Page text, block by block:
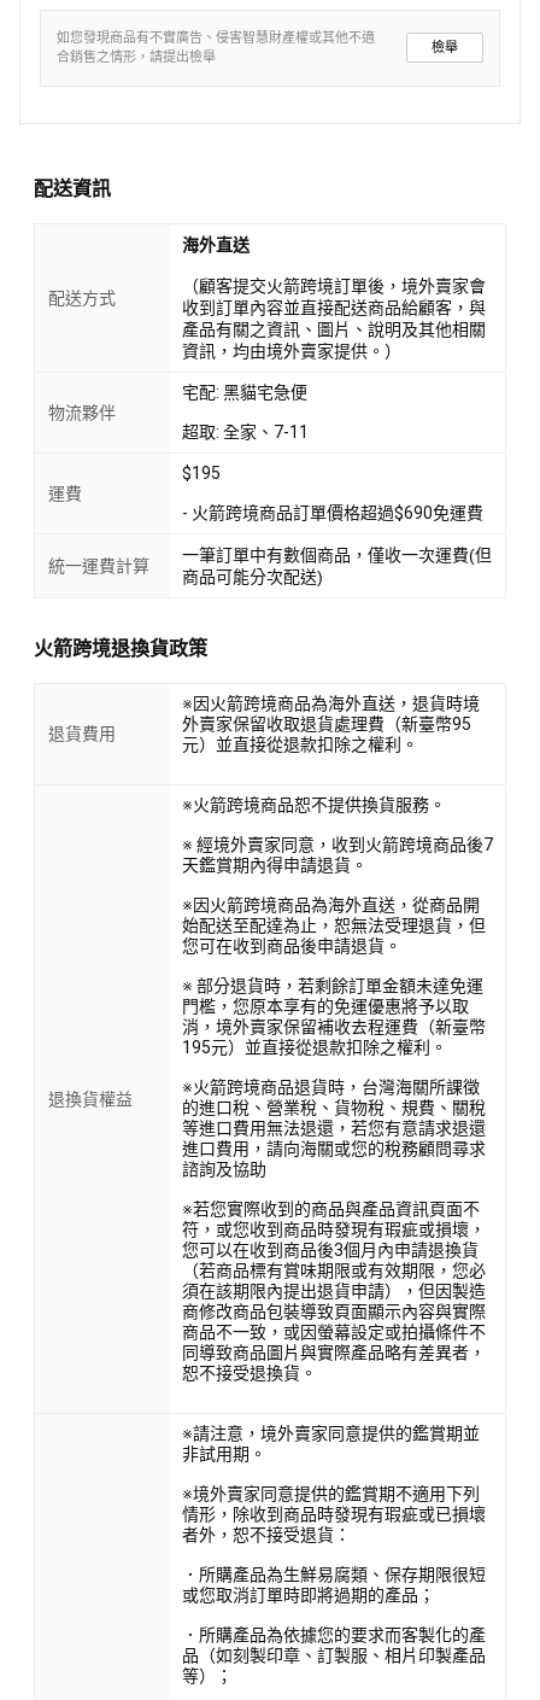
如您發現商品有不實廣告、侵害智慧財產權或其他不適
合銷售之情形，請提出檢舉
檢舉
配送資訊
配送方式
海外直送
（顧客提交火箭跨境訂單後，境外賣家會
收到訂單內容並直接配送商品給顧客，與
產品有關之資訊、圖片、說明及其他相關
資訊，均由境外賣家提供。）
物流夥伴
宅配: 黑貓宅急便
超取: 全家、7-11
運費
$195
- 火箭跨境商品訂單價格超過$690免運費
統一運費計算
一筆訂單中有數個商品，僅收一次運費(但
商品可能分次配送)
火箭跨境退換貨政策
退貨費用
※因火箭跨境商品為海外直送，退貨時境
外賣家保留收取退貨處理費（新臺幣95
元）並直接從退款扣除之權利。
退換貨權益
※火箭跨境商品恕不提供換貨服務。
※ 經境外賣家同意，收到火箭跨境商品後7
天鑑賞期內得申請退貨。
※因火箭跨境商品為海外直送，從商品開
始配送至配達為止，恕無法受理退貨，但
您可在收到商品後申請退貨。
※ 部分退貨時，若剩餘訂單金額未達免運
門檻，您原本享有的免運優惠將予以取
消，境外賣家保留補收去程運費（新臺幣
195元）並直接從退款扣除之權利。
※火箭跨境商品退貨時，台灣海關所課徵
的進口稅、營業稅、貨物稅、規費、關稅
等進口費用無法退還，若您有意請求退還
進口費用，請向海關或您的稅務顧問尋求
諮詢及協助
※若您實際收到的商品與產品資訊頁面不
符，或您收到商品時發現有瑕疵或損壞，
您可以在收到商品後3個月內申請退換貨
（若商品標有賞味期限或有效期限，您必
須在該期限內提出退貨申請），但因製造
商修改商品包裝導致頁面顯示內容與實際
商品不一致，或因螢幕設定或拍攝條件不
同導致商品圖片與實際產品略有差異者，
恕不接受退換貨。
※請注意，境外賣家同意提供的鑑賞期並
非試用期。
※境外賣家同意提供的鑑賞期不適用下列
情形，除收到商品時發現有瑕疵或已損壞
者外，恕不接受退貨：
．所購產品為生鮮易腐類、保存期限很短
或您取消訂單時即將過期的產品；
．所購產品為依據您的要求而客製化的產
品（如刻製印章、訂製服、相片印製產品
等）；